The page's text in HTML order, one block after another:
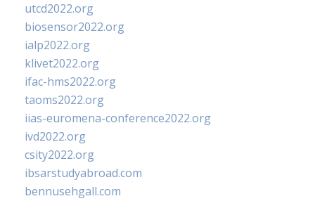
utcd2022.org
biosensor2022.org
ialp2022.org
klivet2022.org
ifac-hms2022.org
taoms2022.org
iias-euromena-conference2022.org
ivd2022.org
csity2022.org
ibsarstudyabroad.com
bennusehgall.com